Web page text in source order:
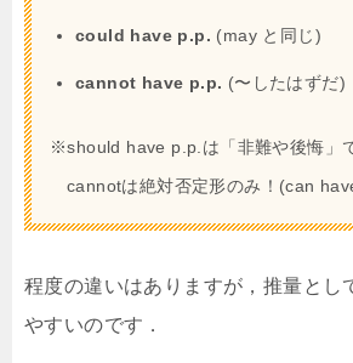
could have p.p. (may と同じ)
cannot have p.p. (〜したはずだ)
※should have p.p.は「非難や後悔」
cannotは絶対否定形のみ！(can
程度の違いはありますが，推量とし
やすいのです．